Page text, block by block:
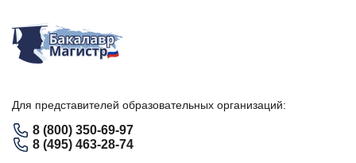
Для представителей образовательных организаций:
8 (800) 350-69-97
8 (495) 463-28-74